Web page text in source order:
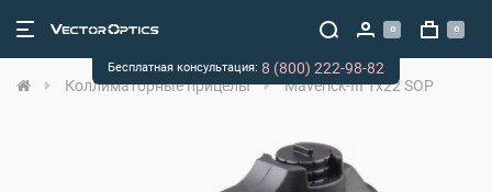
0 0
Коллиматорные прицелы Maverick-III 1x22 SOP
Бесплатная консультация: 8 (800) 222-98-82